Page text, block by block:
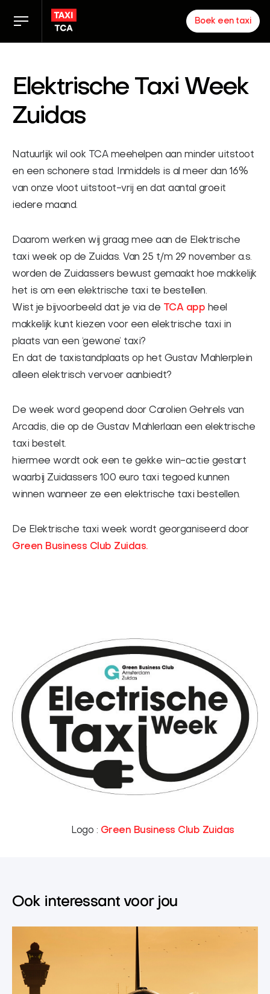
Boek een taxi
English
Over ons
Partners
Contact
Tarieven
TCA app
Nieuws
Elektrische Taxi Week
Zuidas
Natuurlijk wil ook TCA meehelpen aan minder uitstoot
en een schonere stad. Inmiddels is al meer dan 16%
van onze vloot uitstoot-vrij en dat aantal groeit
iedere maand.
Daarom werken wij graag mee aan de Elektrische
taxi week op de Zuidas. Van 25 t/m 29 november a.s.
worden de Zuidassers bewust gemaakt hoe makkelijk
het is om een elektrische taxi te bestellen.
Wist je bijvoorbeeld dat je via de
TCA app heel
makkelijk kunt kiezen voor een elektrische taxi in
plaats van een ‘gewone’ taxi?
En dat de taxistandplaats op het Gustav Mahlerplein
alleen elektrisch vervoer aanbiedt?
De week word geopend door Carolien Gehrels van
Arcadis, die op de Gustav Mahlerlaan een elektrische
taxi bestelt.
hiermee wordt ook een te gekke win-actie gestart
waarbij Zuidassers 100 euro taxi tegoed kunnen
winnen wanneer ze een elektrische taxi bestellen.
De Elektrische taxi week wordt georganiseerd door
Green Business Club Zuidas.
Logo : Green Business Club Zuidas
Ook interessant voor jou